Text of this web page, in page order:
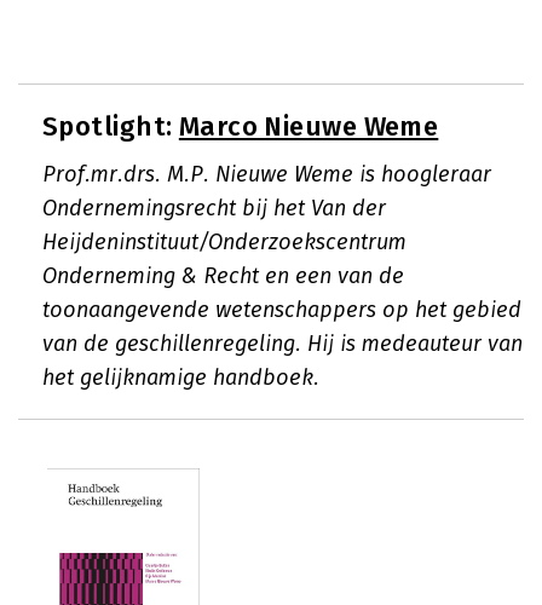
Spotlight: Marco Nieuwe Weme
Prof.mr.drs. M.P. Nieuwe Weme is hoogleraar
Ondernemingsrecht bij het Van der
Heijdeninstituut/Onderzoekscentrum
Onderneming & Recht en een van de
toonaangevende wetenschappers op het gebied
van de geschillenregeling. Hij is medeauteur van
het gelijknamige handboek.